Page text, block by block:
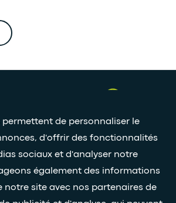
permettent de personnaliser le
d'offrir des fonctionnalités
sociaux et d'analyser notre
également des informations
notre site avec nos partenaires de
grâce à notre newsletter
newsletter